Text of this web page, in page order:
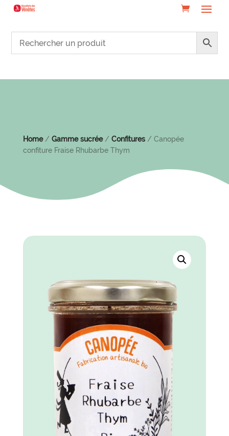
Home/ Gamme sucrée/ Confitures/ Canopée
confiture Fraise Rhubarbe Thym